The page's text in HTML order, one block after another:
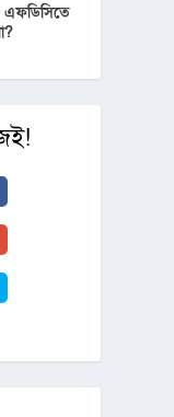
এফডিসিতে